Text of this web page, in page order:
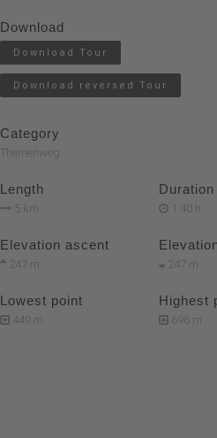
Download
Download Tour
Download reversed Tour
Category
Themenweg
Length
5 km
Duration
1:40 h
Elevation ascent
247 m 247 m
Lowest point
449 m
Highest
696 m